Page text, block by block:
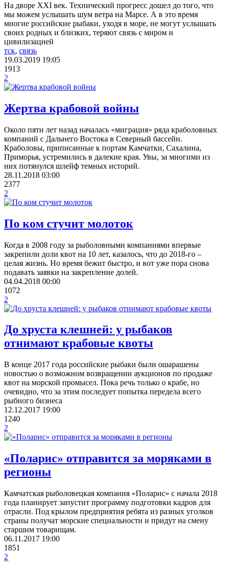
На дворе XXI век. Технический прогресс дошел до того, что
мы можем услышать шум ветра на Марсе. А в это время
многие российские рыбаки, уходя в море, не могут услышать
своих родных и близких, теряют связь с миром и
цивилизацией
тск, связь
19.03.2019 19:05
1913
2
Жертва крабовой войны
Около пяти лет назад началась «миграция» ряда краболовных
компаний с Дальнего Востока в Северный бассейн.
Краболовы, приписанные к портам Камчатки, Сахалина,
Приморья, устремились в далекие края. Увы, за многими из
них потянулся шлейф темных историй.
28.11.2018 03:00
2377
2
По ком стучит молоток
Когда в 2008 году за рыболовными компаниями впервые
закрепили доли квот на 10 лет, казалось, что до 2018-го –
целая жизнь. Но время бежит быстро, и вот уже пора снова
подавать заявки на закрепление долей.
04.04.2018 00:00
1072
2
До хруста клешней: у рыбаков
отнимают крабовые квоты
В конце 2017 года российские рыбаки были ошарашены
новостью о возможном возвращении аукционов по продаже
квот на морской промысел. Пока речь только о крабе, но
очевидно, что за этим последует попытка передела всего
рыбного бизнеса
12.12.2017 19:00
1240
2
«Поларис» отправится за моряками в
регионы
Камчатская рыболовецкая компания «Поларис» с начала 2018
года планирует запустит программу подготовки кадров для
отрасли. Под крылом предприятия ребята из разных уголков
страны получат морские специальности и придут на смену
старшим товарищам.
06.11.2017 19:00
1851
2